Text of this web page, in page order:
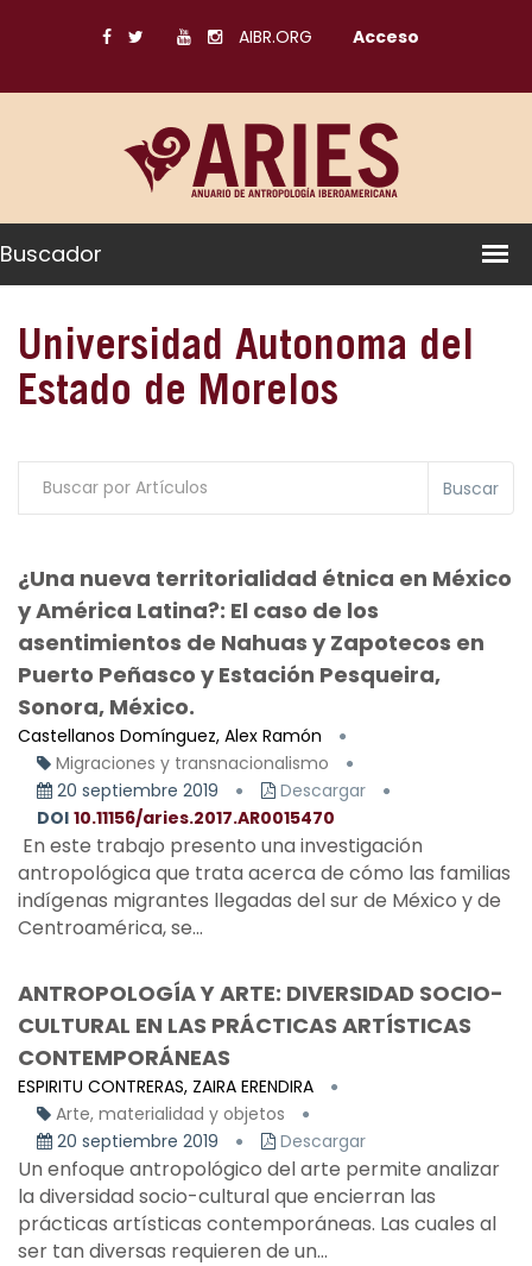
AIBR.ORG Acceso
Buscador
Universidad Autonoma del
Estado de Morelos
Buscar
¿Una nueva territorialidad étnica en México
y América Latina?: El caso de los
asentimientos de Nahuas y Zapotecos en
Puerto Peñasco y Estación Pesqueira,
Sonora, México.
Castellanos Domínguez, Alex Ramón
Migraciones y transnacionalismo
20 septiembre 2019
Descargar
DOI 10.11156/aries.2017.AR0015470
En este trabajo presento una investigación
antropológica que trata acerca de cómo las familias
indígenas migrantes llegadas del sur de México y de
Centroamérica, se...
ANTROPOLOGÍA Y ARTE: DIVERSIDAD SOCIO-
CULTURAL EN LAS PRÁCTICAS ARTÍSTICAS
CONTEMPORÁNEAS
ESPIRITU CONTRERAS, ZAIRA ERENDIRA
Arte, materialidad y objetos
20 septiembre 2019
Descargar
Un enfoque antropológico del arte permite analizar
la diversidad socio-cultural que encierran las
prácticas artísticas contemporáneas. Las cuales al
ser tan diversas requieren de un...